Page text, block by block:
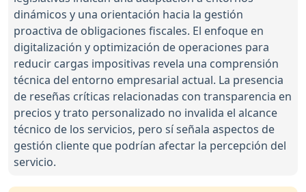
dinámicos y una orientación hacia la gestión
proactiva de obligaciones fiscales. El enfoque en
digitalización y optimización de operaciones para
reducir cargas impositivas revela una comprensión
técnica del entorno empresarial actual. La presencia
de reseñas críticas relacionadas con transparencia en
precios y trato personalizado no invalida el alcance
técnico de los servicios, pero sí señala aspectos de
gestión cliente que podrían afectar la percepción del
servicio.